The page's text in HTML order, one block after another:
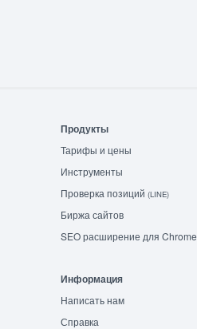
Продукты
Тарифы и цены
Инструменты
Проверка позиций (LINE)
Биржа сайтов
SEO расширение для Chrome
Информация
Написать нам
Справка